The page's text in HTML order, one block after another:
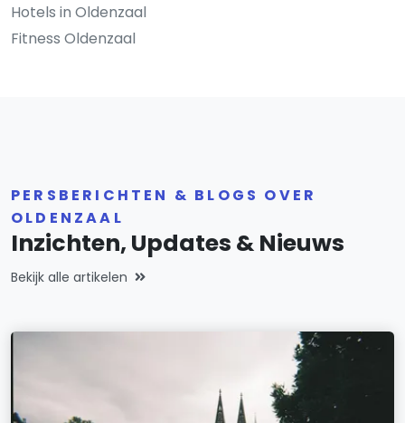
Hotels in Oldenzaal
Fitness Oldenzaal
PERSBERICHTEN & BLOGS OVER
OLDENZAAL
Inzichten, Updates & Nieuws
Bekijk alle artikelen